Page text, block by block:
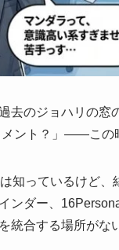
去のジョハリの
ント？」——この
知っているけど
ンダー、
統合する場所がな